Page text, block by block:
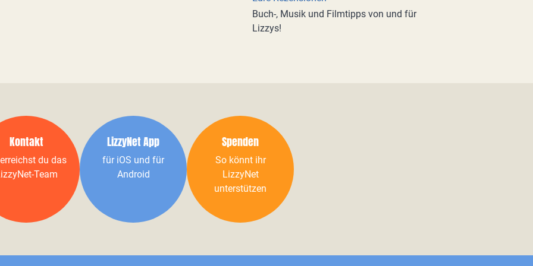
Buch-, Musik und Filmtipps von und für
Lizzys!
Kontakt
du das
Team
LizzyNet App
für iOS und für
Android
Spenden
So könnt ihr
LizzyNet
unterstützen